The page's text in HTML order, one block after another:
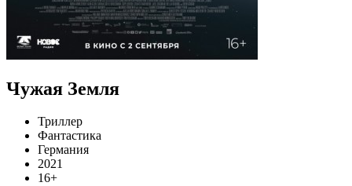
Чужая Земля
Триллер
Фантастика
Германия
2021
16+